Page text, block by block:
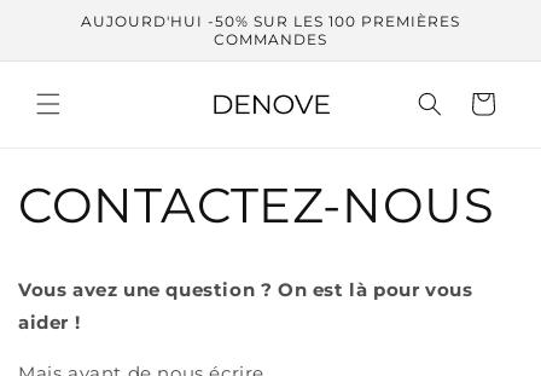
passerAUJOURD'HUI -50% SUR LES 100 PREMIÈRES
COMMANDES
Panier
CONTACTEZ-NOUS
Vous avez une question ? On est là pour vous
aider !